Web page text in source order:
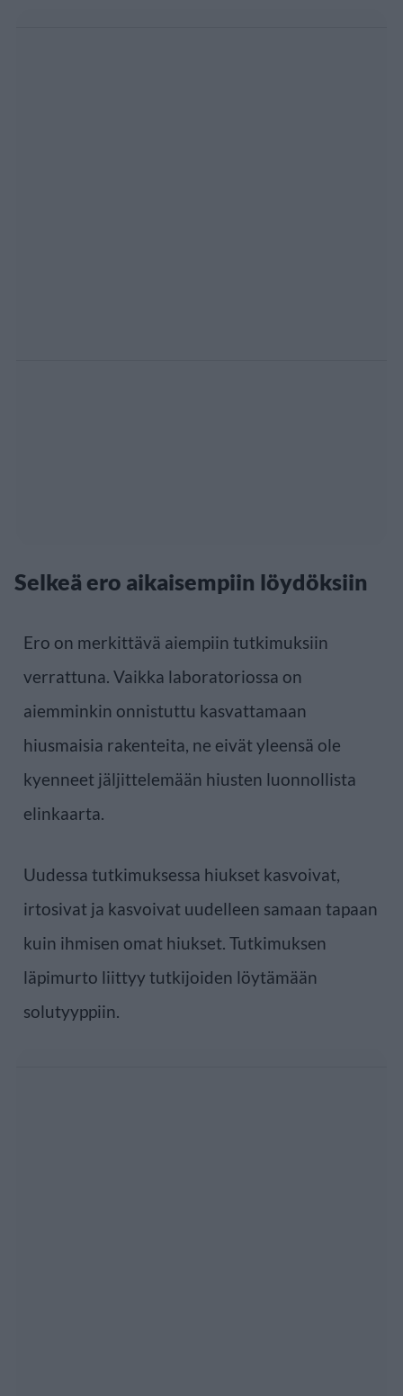
Selkeä ero aikaisempiin löydöksiin
Ero on merkittävä aiempiin tutkimuksiin
verrattuna. Vaikka laboratoriossa on
aiemminkin onnistuttu kasvattamaan
hiusmaisia rakenteita, ne eivät yleensä ole
kyenneet jäljittelemään hiusten luonnollista
elinkaarta.
Uudessa tutkimuksessa hiukset kasvoivat,
irtosivat ja kasvoivat uudelleen samaan tapaan
kuin ihmisen omat hiukset. Tutkimuksen
läpimurto liittyy tutkijoiden löytämään
solutyyppiin.